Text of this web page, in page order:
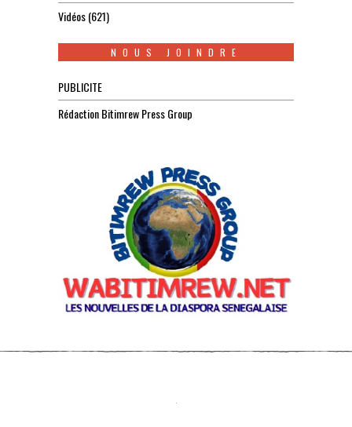
Vidéos(621)
NOUS JOINDRE
PUBLICITE
Rédaction Bitimrew Press Group